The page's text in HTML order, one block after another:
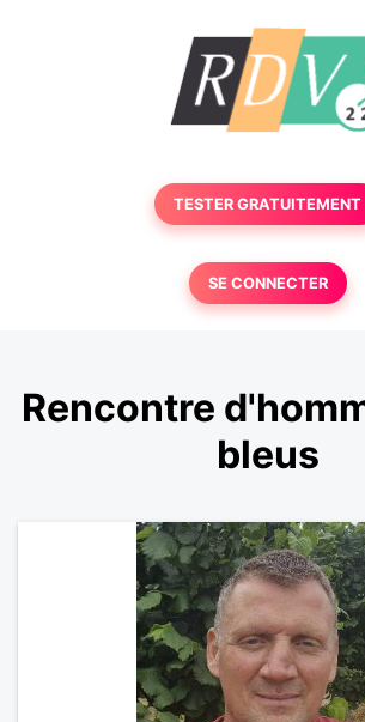
TESTER GRATUITEMENT
SE CONNECTER
Rencontre
bleus